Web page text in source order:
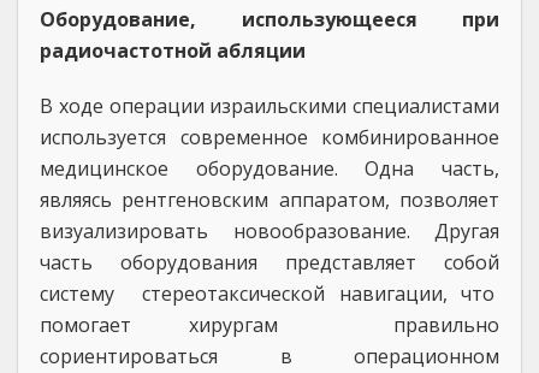
Оборудование, использующееся при
радиочастотной абляции
В ходе операции израильскими специалистами
используется современное комбинированное
медицинское оборудование. Одна часть,
являясь рентгеновским аппаратом, позволяет
визуализировать новообразование. Другая
часть оборудования представляет собой
систему стереотаксической навигации, что
помогает хирургам правильно
сориентироваться в операционном